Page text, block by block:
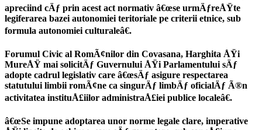
apreciind cÄƒ prin acest act normativ â€œse urmÄƒreÅŸte
legiferarea bazei autonomiei teritoriale pe criterii etnice, sub
formula autonomiei culturaleâ€.
Forumul Civic al RomÃ¢nilor din Covasana, Harghita ÅŸi
MureÅŸ mai solicitÄƒ Guvernului ÅŸi Parlamentului sÄƒ
adopte cadrul legislativ care â€œsÄƒ asigure respectarea
statutului limbii romÃ¢ne ca singurÄƒ limbÄƒ oficialÄƒ Ã®n
activitatea instituÅ£iilor administraÅ£iei publice localeâ€.
â€œSe impune adoptarea unor norme legale clare, imperative